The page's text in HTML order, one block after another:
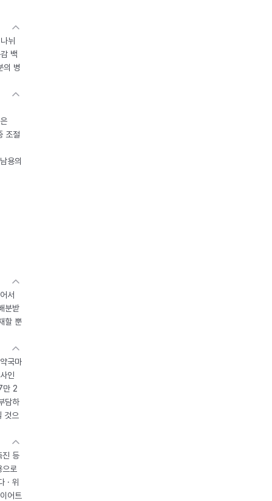
뉘
백
의 병
조절
용의
서
분받
할 뿐
국마
인
만 2
담하
것으
진 등
로
· 위
어트